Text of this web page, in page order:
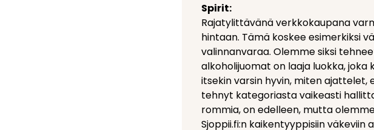
Spirit:
Rajatylittävänä verkkokaupana
hintaan. Tämä koskee esimerkiksi
valinnanvaraa. Olemme siksi
alkoholijuomat on laaja luokka,
itsekin varsin hyvin, miten ajattelet,
tehnyt kategoriasta vaikeasti
rommia, on edelleen, mutta
Sjoppii.fi:n kaikentyyppisiin